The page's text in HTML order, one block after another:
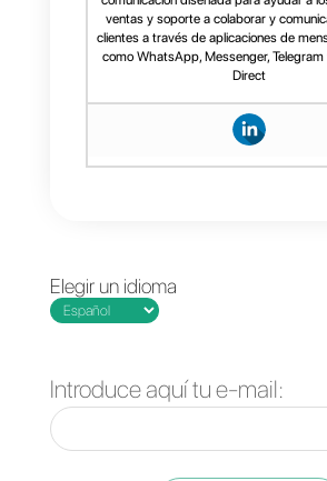
mensajesdebido
de distribución de
asignación de
múltiples